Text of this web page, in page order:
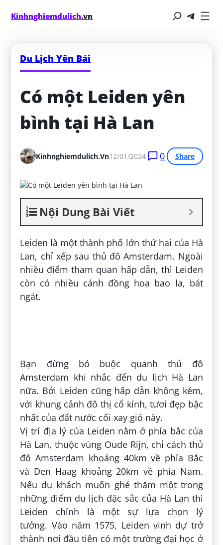
Kinhnghiemdulich.vn
Du Lịch Yên Bái
Có một Leiden yên
bình tại Hà Lan
Kinhnghiemdulich.vn12/01/2024 0 Share
Nội Dung Bài Viết
Leiden là một thành phố lớn thứ hai của Hà
Lan, chỉ xếp sau thủ đô Amsterdam. Ngoài
nhiều điểm tham quan hấp dẫn, thì Leiden
còn có nhiều cánh đồng hoa bao la, bát
ngát.
Bạn đừng bó buộc quanh thủ đô
Amsterdam khi nhắc đến du lịch Hà Lan
nữa. Bởi Leiden cũng hấp dẫn không kém,
với khung cảnh đô thị cổ kính, tươi đẹp bậc
nhất của đất nước cối xay gió này.
Vị trí địa lý của Leiden nằm ở phía bắc của
Hà Lan, thuộc vùng Oude Rijn, chỉ cách thủ
đô Amsterdam khoảng 40km về phía Bắc
và Den Haag khoảng 20km về phía Nam.
Nếu du khách muốn ghé thăm một trong
những điểm du lịch đặc sắc của Hà Lan thì
Leiden chính là một sự lựa chọn lý
tưởng. Vào năm 1575, Leiden vinh dự trở
thành nơi đầu tiên có một trường đại học ở